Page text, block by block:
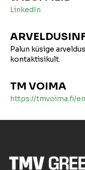
LinkedIn
Palun küsige
kontaktisikult.
TM VOIMA
https://tmvoima.fi/